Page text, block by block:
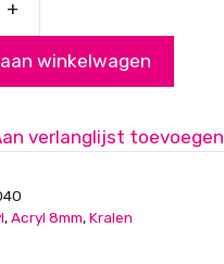
zilverkleurig,
gat
1mm
+
winkelwagen
verlanglijst toevoegen
,Acryl 8mm,Kralen